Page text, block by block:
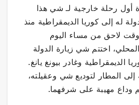
أول رحلة خارجية لـ شي هذا
له إلى كوريا الديمقراطية منذ
لاحق من مساء اليوم
المحلي، اختتم شي زيارة الدولة
الديمقراطية وغادر بيونغ يانغ.
المطار لتوديع شي وعقيلته،
مهيبة على شرفهما.